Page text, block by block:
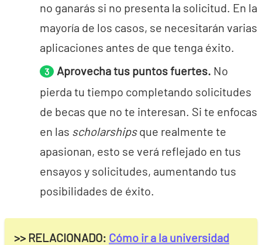
no ganarás si no presenta la solicitud. En la
mayoría de los casos, se necesitarán varias
aplicaciones antes de que tenga éxito.
Aprovecha tus puntos fuertes. No
pierda tu tiempo completando solicitudes
de becas que no te interesan. Si te enfocas
en las scholarshipsque realmente te
apasionan, esto se verá reflejado en tus
ensayos y solicitudes, aumentando tus
posibilidades de éxito.
>> RELACIONADO: Cómo ir a la universidad